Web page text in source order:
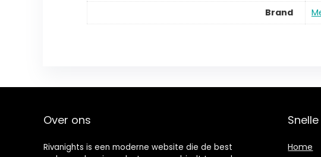
Brand
Over ons
Rivanights is een moderne website die de best
Snelle
Home